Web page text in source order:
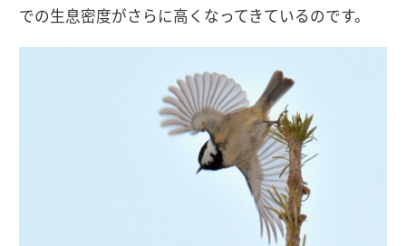
での生息密度がさらに高くなってきているのです。